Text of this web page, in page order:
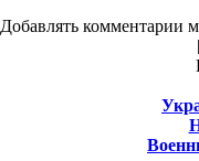
Добавлять комментарии